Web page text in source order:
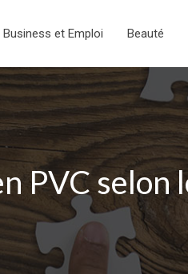
Business et Emploi Beauté
PVC selon